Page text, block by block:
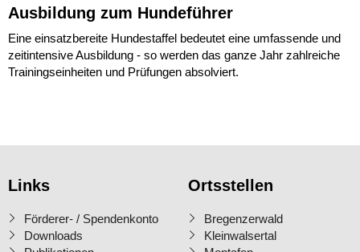
Ausbildung zum Hundeführer
Eine einsatzbereite Hundestaffel bedeutet eine umfassende und
zeitintensive Ausbildung - so werden das ganze Jahr zahlreiche
Trainingseinheiten und Prüfungen absolviert.
Links
Förderer- / Spendenkonto
Downloads
Ortsstellen
Bregenzerwald
Kleinwalsertal